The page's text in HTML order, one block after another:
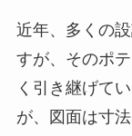
近年、多くの
すが、そのポ
く引き継げて
が、図面は寸